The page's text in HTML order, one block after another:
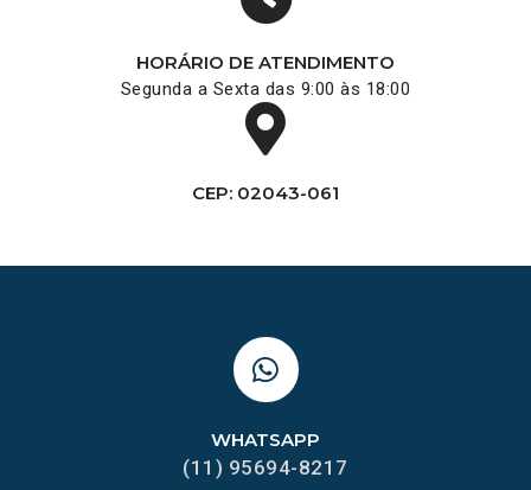
HORÁRIO DE ATENDIMENTO
Segunda a Sexta das 9:00 às 18:00
CEP: 02043-061
WHATSAPP
(11) 95694-8217